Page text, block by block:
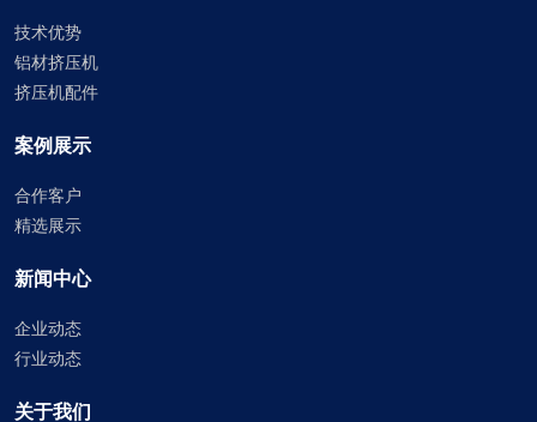
技术优势
铝材挤压机
挤压机配件
案例展示
合作客户
精选展示
新闻中心
企业动态
行业动态
关于我们